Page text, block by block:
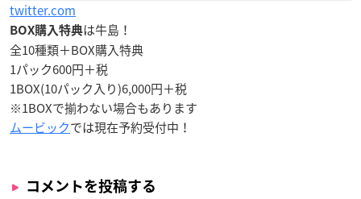
twitter.com
BOX購入特典は牛島！
全10種類＋BOX購入特典
1パック600円＋税
1BOX(10パック入り)6,000円＋税
※1BOXで揃わない場合もあります
ムービックでは現在予約受付中！
コメントを投稿する